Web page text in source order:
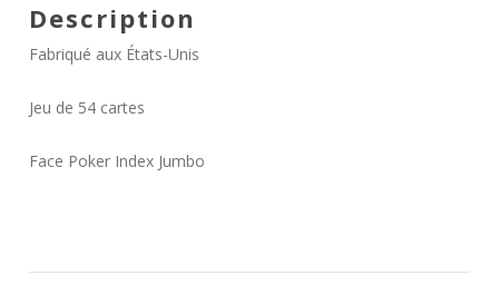
Description
Fabriqué aux États-Unis
Jeu de 54 cartes
Face Poker Index Jumbo